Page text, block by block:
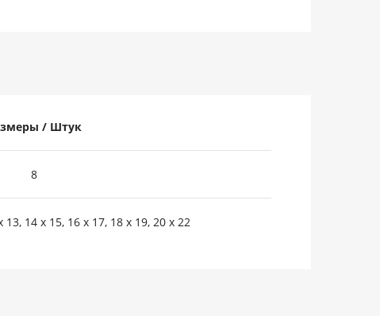
/ Штук
8
13, 14 x 15, 16 x 17, 18 x 19, 20 x 22